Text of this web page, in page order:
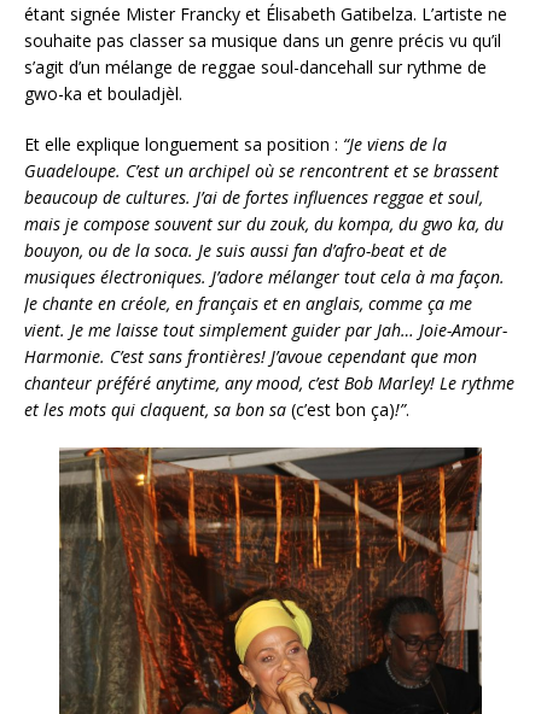
étant signée Mister Francky et Élisabeth Gatibelza. L’artiste ne
souhaite pas classer sa musique dans un genre précis vu qu’il
s’agit d’un mélange de reggae soul-dancehall sur rythme de
gwo-ka et bouladjèl.
Et elle explique longuement sa position : “Je viens de la
Guadeloupe. C’est un archipel où se rencontrent et se brassent
beaucoup de cultures. J’ai de fortes influences reggae et soul,
mais je compose souvent sur du zouk, du kompa, du gwo ka, du
bouyon, ou de la soca. Je suis aussi fan d’afro-beat et de
musiques électroniques. J’adore mélanger tout cela à ma façon.
Je chante en créole, en français et en anglais, comme ça me
vient. Je me laisse tout simplement guider par Jah… Joie-Amour-
Harmonie. C’est sans frontières! J’avoue cependant que mon
chanteur préféré anytime, any mood, c’est Bob Marley! Le rythme
et les mots qui claquent, sa bon sa (c’est bon ça)!”.